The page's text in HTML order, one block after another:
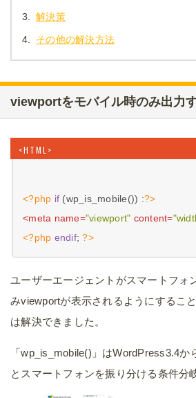
3. 解決策
4. その他の解決方法
viewportをモバイル時のみ出力
<?php if (wp_is_mobile()) :?>
<meta name="viewport" content=
<?php endif; ?>
ユーザーエージェントがスマートフォ
みviewportが表示されるようにするこ
は解決できました。
「wp_is_mobile()」はWordPress3.4
とスマートフォンを振り分ける条件分